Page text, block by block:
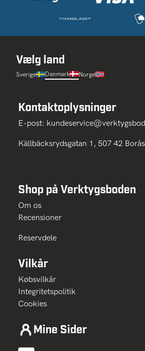
Vælg land
Sverige Danmark Norge
Kontaktoplysninger
E-post:
Källbäcksrydsgatan 1, 507 42
Shop på Verktygsboden
Om os
Recensioner
Reservdele
Vilkår
Købsvilkår
Integritetspolitik
Cookies
Mine Sider